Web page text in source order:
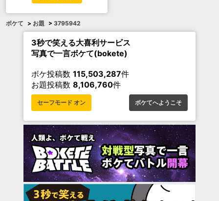
ボケて > お題 > 3795942
3秒で笑える大喜利サービス
写真で一言ボケて(bokete)
ボケ投稿数 115,503,287件
お題投稿数 8,106,760件
セーフモード オン ボケてへようこそ